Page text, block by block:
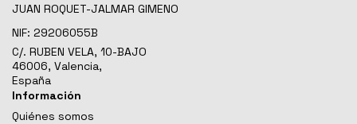
JUAN ROQUET-JALMAR GIMENO
NIF: 29206055B
C/. RUBEN VELA, 10-BAJO
46006, Valencia,
España
Información
Quiénes somos